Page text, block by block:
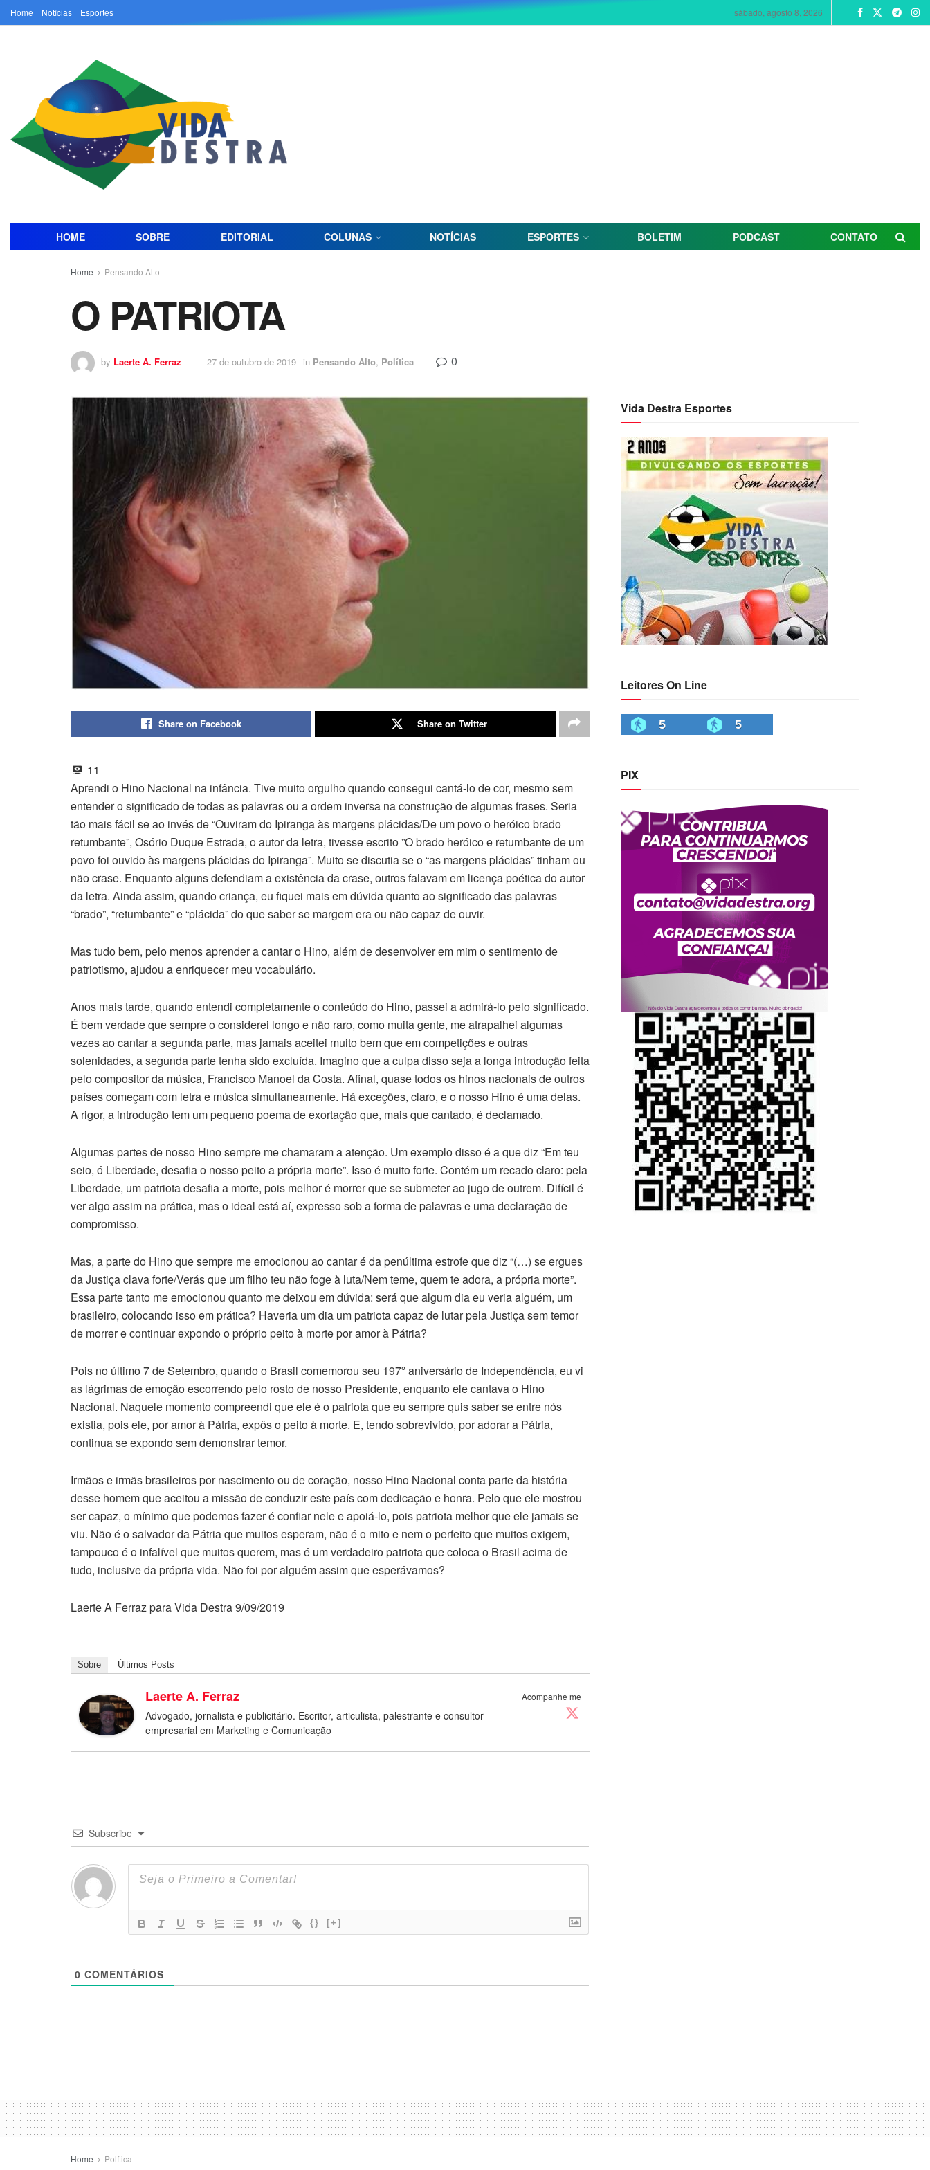
Home Notícias Esportes sábado, agosto 8, 2026
HOME SOBRE EDITORIAL COLUNAS NOTÍCIAS ESPORTES BOLETIM PODCAST CONTATO
Home Pensando Alto
O PATRIOTA
by Laerte A. Ferraz 27 de outubro de 2019 in Pensando Alto, Política 0
Share on Facebook Share on Twitter
11
Aprendi o Hino Nacional na infância. Tive muito orgulho quando consegui cantá-lo de cor, mesmo sem
entender o significado de todas as palavras ou a ordem inversa na construção de algumas frases. Seria
tão mais fácil se ao invés de “Ouviram do Ipiranga às margens plácidas/De um povo o heróico brado
retumbante”, Osório Duque Estrada, o autor da letra, tivesse escrito ”O brado heróico e retumbante de um
povo foi ouvido às margens plácidas do Ipiranga”. Muito se discutia se o “as margens plácidas” tinham ou
não crase. Enquanto alguns defendiam a existência da crase, outros falavam em licença poética do autor
da letra. Ainda assim, quando criança, eu fiquei mais em dúvida quanto ao significado das palavras
“brado”, “retumbante” e “plácida” do que saber se margem era ou não capaz de ouvir.
Mas tudo bem, pelo menos aprender a cantar o Hino, além de desenvolver em mim o sentimento de
patriotismo, ajudou a enriquecer meu vocabulário.
Anos mais tarde, quando entendi completamente o conteúdo do Hino, passei a admirá-lo pelo significado.
É bem verdade que sempre o considerei longo e não raro, como muita gente, me atrapalhei algumas
vezes ao cantar a segunda parte, mas jamais aceitei muito bem que em competições e outras
solenidades, a segunda parte tenha sido excluída. Imagino que a culpa disso seja a longa introdução feita
pelo compositor da música, Francisco Manoel da Costa. Afinal, quase todos os hinos nacionais de outros
países começam com letra e música simultaneamente. Há exceções, claro, e o nosso Hino é uma delas.
A rigor, a introdução tem um pequeno poema de exortação que, mais que cantado, é declamado.
Algumas partes de nosso Hino sempre me chamaram a atenção. Um exemplo disso é a que diz “Em teu
seio, ó Liberdade, desafia o nosso peito a própria morte”. Isso é muito forte. Contém um recado claro: pela
Liberdade, um patriota desafia a morte, pois melhor é morrer que se submeter ao jugo de outrem. Difícil é
ver algo assim na prática, mas o ideal está aí, expresso sob a forma de palavras e uma declaração de
compromisso.
Mas, a parte do Hino que sempre me emocionou ao cantar é da penúltima estrofe que diz “(…) se ergues
da Justiça clava forte/Verás que um filho teu não foge à luta/Nem teme, quem te adora, a própria morte”.
Essa parte tanto me emocionou quanto me deixou em dúvida: será que algum dia eu veria alguém, um
brasileiro, colocando isso em prática? Haveria um dia um patriota capaz de lutar pela Justiça sem temor
de morrer e continuar expondo o próprio peito à morte por amor à Pátria?
Pois no último 7 de Setembro, quando o Brasil comemorou seu 197º aniversário de Independência, eu vi
as lágrimas de emoção escorrendo pelo rosto de nosso Presidente, enquanto ele cantava o Hino
Nacional. Naquele momento compreendi que ele é o patriota que eu sempre quis saber se entre nós
existia, pois ele, por amor à Pátria, expôs o peito à morte. E, tendo sobrevivido, por adorar a Pátria,
continua se expondo sem demonstrar temor.
Irmãos e irmãs brasileiros por nascimento ou de coração, nosso Hino Nacional conta parte da história
desse homem que aceitou a missão de conduzir este país com dedicação e honra. Pelo que ele mostrou
ser capaz, o mínimo que podemos fazer é confiar nele e apoiá-lo, pois patriota melhor que ele jamais se
viu. Não é o salvador da Pátria que muitos esperam, não é o mito e nem o perfeito que muitos exigem,
tampouco é o infalível que muitos querem, mas é um verdadeiro patriota que coloca o Brasil acima de
tudo, inclusive da própria vida. Não foi por alguém assim que esperávamos?
Laerte A Ferraz para Vida Destra 9/09/2019
Sobre Últimos Posts
Acompanhe me
Laerte A. Ferraz
Advogado, jornalista e publicitário. Escritor, articulista, palestrante e consultor
empresarial em Marketing e Comunicação
Subscribe
{} [+]
0 COMENTÁRIOS
Vida Destra Esportes
Leitores On Line
5 5
PIX
Home Política